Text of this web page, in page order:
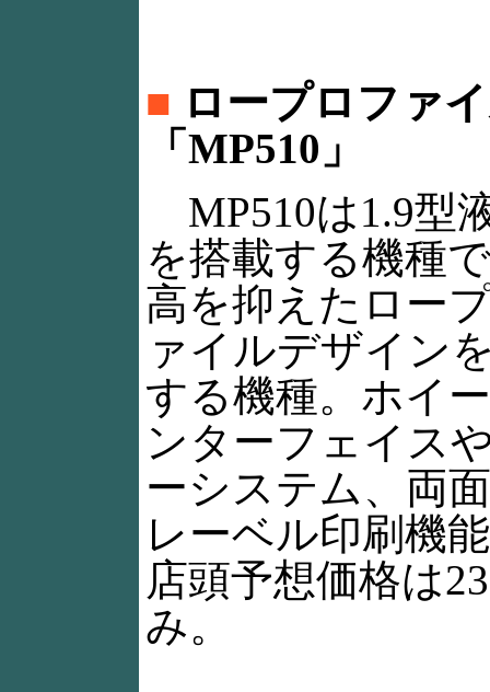
■ ロープロファ
「MP510」
MP510は1.9型
を搭載する機種
高を抑えたロー
ァイルデザイン
する機種。ホイ
ンターフェイス
ーシステム、両
レーベル印刷機
店頭予想価格は
み。